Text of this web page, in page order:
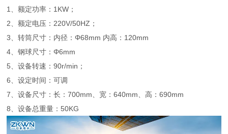
1、额定功率：1KW；
2、额定电压：220V/50HZ；
3、转筒尺寸：内径：Φ68mm 内高：120mm
4、钢球尺寸：Φ6mm
5、设备转速：90r/min；
6、设定时间：可调
7、设备尺寸：长：700mm、宽：640mm、高：690mm
8、设备总重量：50KG